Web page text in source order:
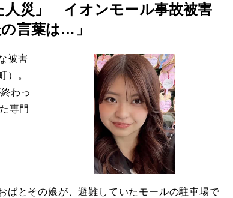
人災」 イオンモール事故被害
言葉は…」
被害
）。
わっ
専門
ばとその娘が、避難していたモールの駐車場で